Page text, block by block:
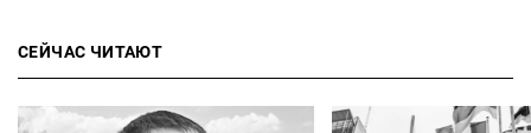
СЕЙЧАС ЧИТАЮТ